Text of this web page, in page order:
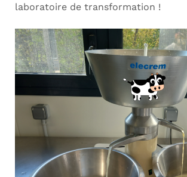
laboratoire de transformation !